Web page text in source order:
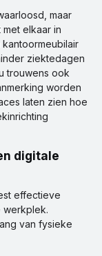
maar
elkaar in
ziektedagen
trouwens ook
worden
laten zien hoe
effectieve
werkplek.
van fysieke